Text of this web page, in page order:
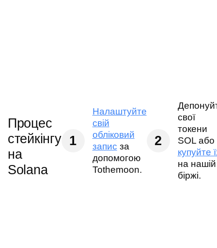
Процес
cтейкінгу
на
Solana
1
Налаштуйте
свій
обліковий
запис за
допомогою
Tothemoon.
2
свої
токени
SOL або
купуйте
на нашій
біржі.